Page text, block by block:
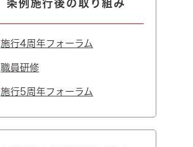
条例施行後の取り組み
施行4周年フォーラム
職員研修
施行5周年フォーラム